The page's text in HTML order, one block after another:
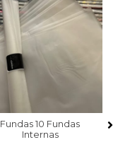
Fundas 10 Fundas
Internas